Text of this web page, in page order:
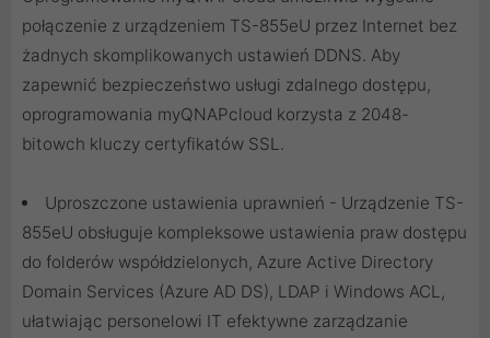
połączenie z urządzeniem TS-855eU przez Internet bez
żadnych skomplikowanych ustawień DDNS. Aby
zapewnić bezpieczeństwo usługi zdalnego dostępu,
oprogramowania myQNAPcloud korzysta z 2048-
bitowch kluczy certyfikatów SSL.
Uproszczone ustawienia uprawnień - Urządzenie TS-
855eU obsługuje kompleksowe ustawienia praw dostępu
do folderów współdzielonych, Azure Active Directory
Domain Services (Azure AD DS), LDAP i Windows ACL,
ułatwiając personelowi IT efektywne zarządzanie